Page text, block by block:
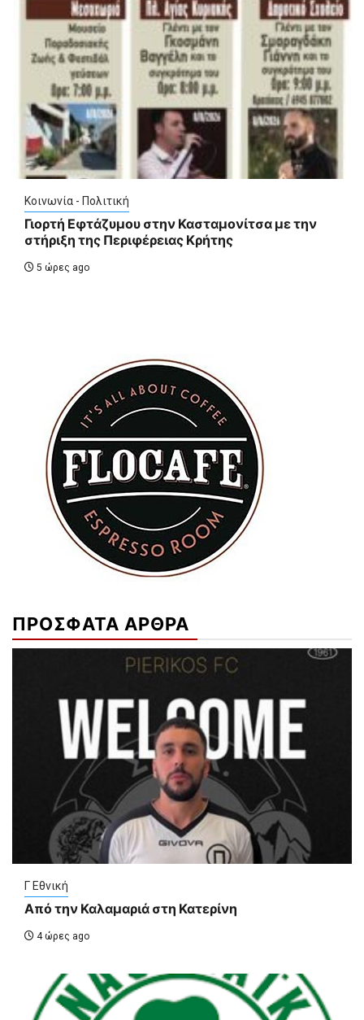
Κοινωνία - Πολιτική
Γιορτή Εφτάζυμου στην Κασταμονίτσα με την
στήριξη της Περιφέρειας Κρήτης
5 ώρες ago
ΠΡΟΣΦΑΤΑ ΑΡΘΡΑ
Γ Εθνική
Από την Καλαμαριά στη Κατερίνη
4 ώρες ago